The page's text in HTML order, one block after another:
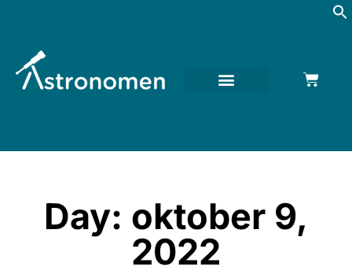
Day: oktober 9,
2022